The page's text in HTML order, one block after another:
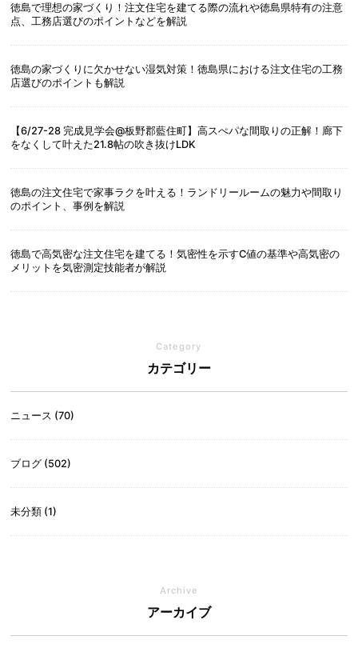
徳島で理想の家づくり！注文住宅を建てる際の流れや徳島県特有の注意
点、工務店選びのポイントなどを解説
徳島の家づくりに欠かせない湿気対策！徳島県における注文住宅の工務
店選びのポイントも解説
【6/27-28 完成見学会@板野郡藍住町】高スぺパな間取りの正解！廊下
をなくして叶えた21.8帖の吹き抜けLDK
徳島の注文住宅で家事ラクを叶える！ランドリールームの魅力や間取り
のポイント、事例を解説
徳島で高気密な注文住宅を建てる！気密性を示すC値の基準や高気密の
メリットを気密測定技能者が解説
Category
カテゴリー
ニュース (70)
ブログ (502)
未分類 (1)
Archive
アーカイブ